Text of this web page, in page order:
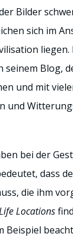
Bilder
sich im
liegen.
seinem Blog,
und mit
und
bei der
dass
die ihm
Locations
Beispiel